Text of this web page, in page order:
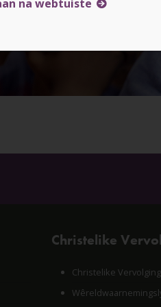
Christelike
Christelike
na webtuiste